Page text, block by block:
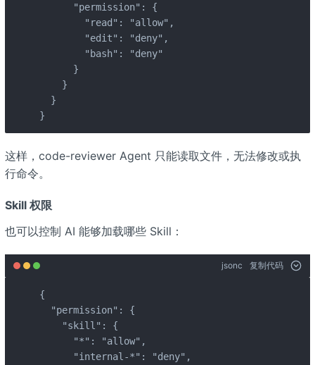
      "permission": {
        "read": "allow",
        "edit": "deny",
        "bash": "deny"
      }
    }
  }
}
这样，code-reviewer Agent 只能读取文件，无法修改或执
行命令。
Skill 权限
也可以控制 AI 能够加载哪些 Skill：
jsonc 复制代码
{
  "permission": {
    "skill": {
      "*": "allow",
      "internal-*": "deny",